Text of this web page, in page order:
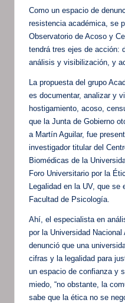
Como un espacio de
resistencia académica, se
Observatorio de Acoso y
tendrá tres ejes de acción:
análisis y visibilización, y
La propuesta del grupo
es documentar, analizar y
hostigamiento, acoso,
que la Junta de Gobierno
a Martín Aguilar, fue
investigador titular del
Biomédicas de la
Foro Universitario por la
Legalidad en la UV, que se
Facultad de Psicología.
Ahí, el especialista en
por la Universidad
denunció que una
cifras y la legalidad para
un espacio de confianza y
miedo, “no obstante, la
sabe que la ética no se